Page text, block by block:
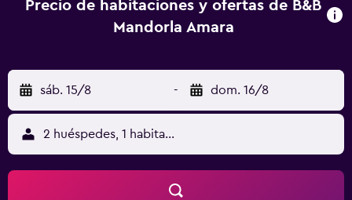
aeropuerto (Aeropuerto Bari/Palese) está a 53 km, y el
Precio de habitaciones y ofertas de B&B
Mandorla Amara
sáb. 15/8 - dom. 16/8
2 huéspedes, 1 habitación